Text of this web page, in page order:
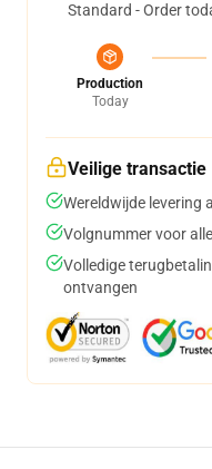
Standard - Order
Production
Today
Veilige transactie
Wereldwijde levering
Volgnummer voor
Volledige
ontvangen